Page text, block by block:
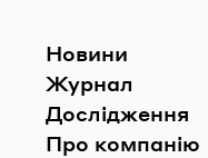
Новини
Журнал
Дослідження
Про компанію